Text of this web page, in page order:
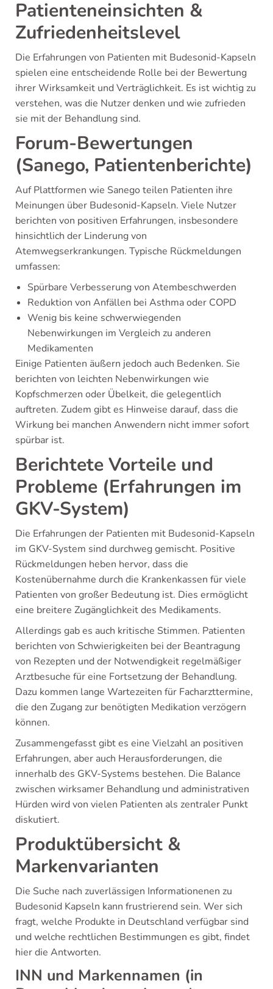
Patienteneinsichten &
Zufriedenheitslevel
Die Erfahrungen von Patienten mit Budesonid-Kapseln
spielen eine entscheidende Rolle bei der Bewertung
ihrer Wirksamkeit und Verträglichkeit. Es ist wichtig zu
verstehen, was die Nutzer denken und wie zufrieden
sie mit der Behandlung sind.
Forum-Bewertungen
(Sanego, Patientenberichte)
Auf Plattformen wie Sanego teilen Patienten ihre
Meinungen über Budesonid-Kapseln. Viele Nutzer
berichten von positiven Erfahrungen, insbesondere
hinsichtlich der Linderung von
Atemwegserkrankungen. Typische Rückmeldungen
umfassen:
Spürbare Verbesserung von Atembeschwerden
Reduktion von Anfällen bei Asthma oder COPD
Wenig bis keine schwerwiegenden
Nebenwirkungen im Vergleich zu anderen
Medikamenten
Einige Patienten äußern jedoch auch Bedenken. Sie
berichten von leichten Nebenwirkungen wie
Kopfschmerzen oder Übelkeit, die gelegentlich
auftreten. Zudem gibt es Hinweise darauf, dass die
Wirkung bei manchen Anwendern nicht immer sofort
spürbar ist.
Berichtete Vorteile und
Probleme (Erfahrungen im
GKV-System)
Die Erfahrungen der Patienten mit Budesonid-Kapseln
im GKV-System sind durchweg gemischt. Positive
Rückmeldungen heben hervor, dass die
Kostenübernahme durch die Krankenkassen für viele
Patienten von großer Bedeutung ist. Dies ermöglicht
eine breitere Zugänglichkeit des Medikaments.
Allerdings gab es auch kritische Stimmen. Patienten
berichten von Schwierigkeiten bei der Beantragung
von Rezepten und der Notwendigkeit regelmäßiger
Arztbesuche für eine Fortsetzung der Behandlung.
Dazu kommen lange Wartezeiten für Facharzttermine,
die den Zugang zur benötigten Medikation verzögern
können.
Zusammengefasst gibt es eine Vielzahl an positiven
Erfahrungen, aber auch Herausforderungen, die
innerhalb des GKV-Systems bestehen. Die Balance
zwischen wirksamer Behandlung und administrativen
Hürden wird von vielen Patienten als zentraler Punkt
diskutiert.
Produktübersicht &
Markenvarianten
Die Suche nach zuverlässigen Informationenen zu
Budesonid Kapseln kann frustrierend sein. Wer sich
fragt, welche Produkte in Deutschland verfügbar sind
und welche rechtlichen Bestimmungen es gibt, findet
hier die Antworten.
INN und Markennamen (in